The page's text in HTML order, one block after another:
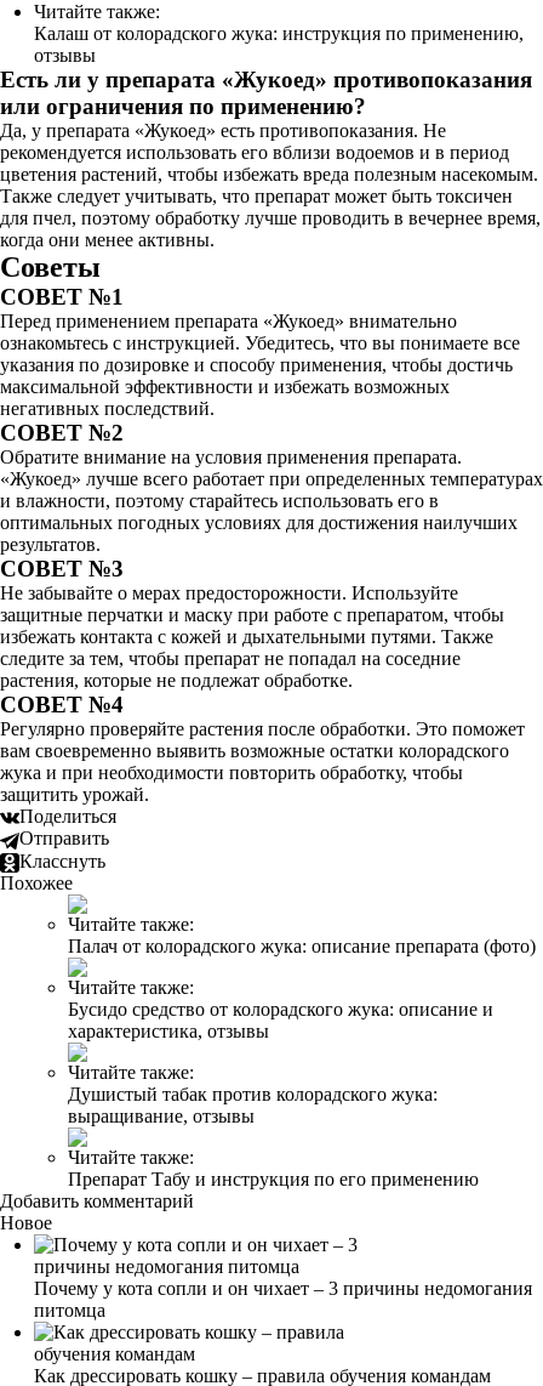
Читайте также:
Калаш от колорадского жука: инструкция по применению,
отзывы
Есть ли у препарата «Жукоед» противопоказания
или ограничения по применению?
Да, у препарата «Жукоед» есть противопоказания. Не
рекомендуется использовать его вблизи водоемов и в период
цветения растений, чтобы избежать вреда полезным насекомым.
Также следует учитывать, что препарат может быть токсичен
для пчел, поэтому обработку лучше проводить в вечернее время,
когда они менее активны.
Советы
СОВЕТ №1
Перед применением препарата «Жукоед» внимательно
ознакомьтесь с инструкцией. Убедитесь, что вы понимаете все
указания по дозировке и способу применения, чтобы достичь
максимальной эффективности и избежать возможных
негативных последствий.
СОВЕТ №2
Обратите внимание на условия применения препарата.
«Жукоед» лучше всего работает при определенных температурах
и влажности, поэтому старайтесь использовать его в
оптимальных погодных условиях для достижения наилучших
результатов.
СОВЕТ №3
Не забывайте о мерах предосторожности. Используйте
защитные перчатки и маску при работе с препаратом, чтобы
избежать контакта с кожей и дыхательными путями. Также
следите за тем, чтобы препарат не попадал на соседние
растения, которые не подлежат обработке.
СОВЕТ №4
Регулярно проверяйте растения после обработки. Это поможет
вам своевременно выявить возможные остатки колорадского
жука и при необходимости повторить обработку, чтобы
защитить урожай.
Поделиться
Отправить
Класснуть
Похожее
Читайте также:
Палач от колорадского жука: описание препарата (фото)
Читайте также:
Бусидо средство от колорадского жука: описание и
характеристика, отзывы
Читайте также:
Душистый табак против колорадского жука:
выращивание, отзывы
Читайте также:
Препарат Табу и инструкция по его применению
Добавить комментарий
Новое
Почему у кота сопли и он чихает – 3 причины недомогания
питомца
Как дрессировать кошку – правила обучения командам